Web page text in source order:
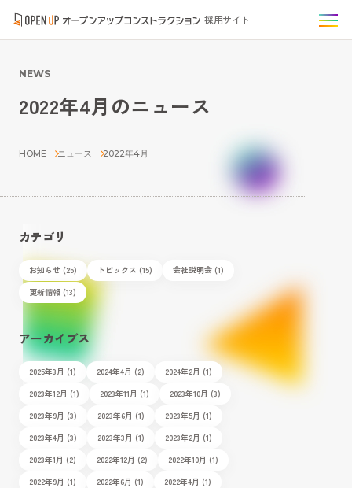
採用サイト
NEWS
2022年4月のニュース
HOME ニュース 2022年4月
カテゴリ
お知らせ (25) トピックス (15)
会社説明会 (1)
更新情報 (13)
アーカイブス
2025年3月 (1) 2024年4月 (2)
2024年2月 (1)
2023年12月 (1)
2023年11月 (1)
2023年10月 (3)
2023年9月 (3)
2023年6月 (1)
2023年5月 (1)
2023年4月 (3)
2023年3月 (1)
2023年2月 (1)
2023年1月 (2)
2022年12月 (2)
2022年10月 (1)
2022年9月 (1)
2022年6月 (1) 2022年4月 (1)